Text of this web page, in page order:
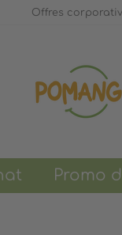
PasserOffres
Promo de